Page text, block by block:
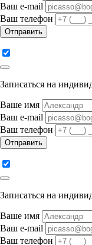
Ваш e-mail
Ваш телефон
Отправить
Записаться на
Ваше имя
Ваш e-mail
Ваш телефон
Отправить
Записаться на
Ваше имя
Ваш e-mail
Ваш телефон